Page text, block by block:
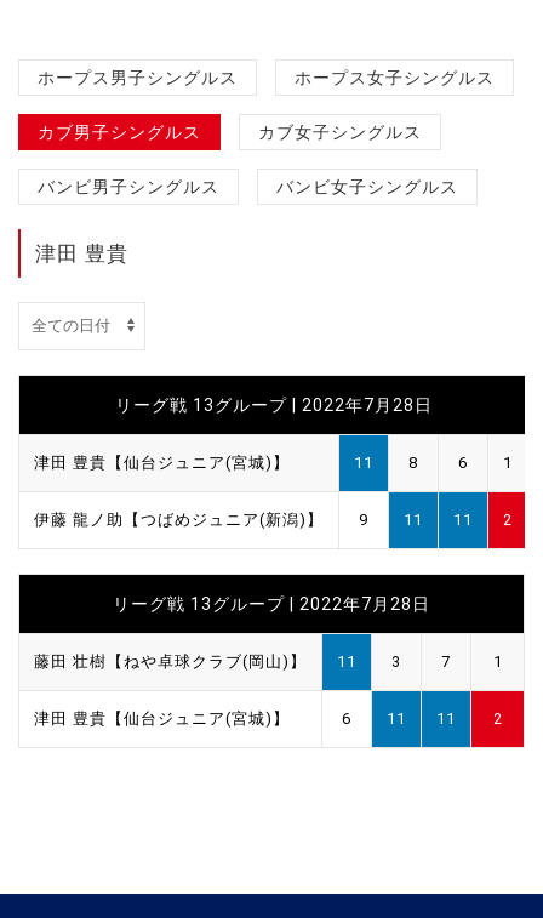
ホープス男子シングルス ホープス女子シングルス
カブ男子シングルス カブ女子シングルス
バンビ男子シングルス バンビ女子シングルス
津田 豊貴
リーグ戦 13グループ | 2022年7月28日
津田 豊貴【仙台ジュニア(宮城)】 11 8 6 1
伊藤 龍ノ助【つばめジュニア(新潟)】 9 11 11 2
リーグ戦 13グループ | 2022年7月28日
藤田 壮樹【ねや卓球クラブ(岡山)】 11 3 7 1
津田 豊貴【仙台ジュニア(宮城)】 6 11 11 2